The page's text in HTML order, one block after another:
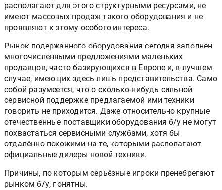
располагают для этого структурными ресурсами, не
имеют массовых продаж такого оборудования и не
проявляют к этому особого интереса.
Рынок подержанного оборудования сегодня заполнен
многочисленными предложениями маленьких
продавцов, часто базирующихся в Европе и, в лучшем
случае, имеющих здесь лишь представительства. Само
собой разумеется, что о сколько-нибудь сильной
сервисной поддержке предлагаемой ими техники
говорить не приходится. Даже относительно крупные
отечественные поставщики оборудования б/у не могут
похвастаться сервисными службами, хотя бы
отдалённо похожими на те, которыми располагают
официальные дилеры новой техники.
Причины, по которым серьёзные игроки пренебрегают
рынком б/у, понятны.